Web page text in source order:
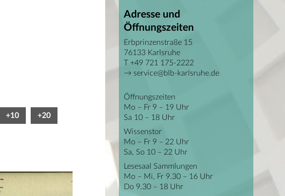
+10 +20
Adresse und
Öffnungszeiten
Erbprinzenstraße 15
76133 Karlsruhe
T +49 721 175-2222
service@blb-karlsruhe.de
Öffnungszeiten
Mo – Fr 9 – 19 Uhr
Sa 10 – 18 Uhr
Wissenstor
Mo – Fr 9 – 22 Uhr
Sa, So 10 – 22 Uhr
Lesesaal Sammlungen
Mo – Mi, Fr 9.30 – 16 Uhr
Do 9.30 – 18 Uhr